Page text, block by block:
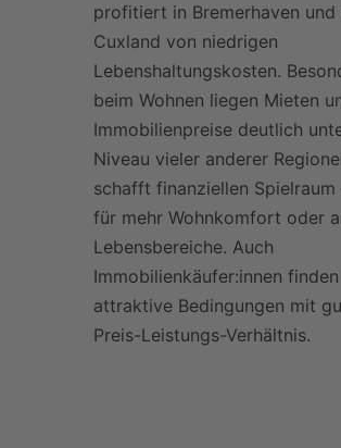
profitiert in Bremerhaven und
Cuxland von niedrigen
Lebenshaltungskosten.
beim Wohnen liegen Mieten
Immobilienpreise deutlich
Niveau vieler anderer
schafft finanziellen Spielraum
für mehr Wohnkomfort oder
Lebensbereiche. Auch
Immobilienkäufer:innen
attraktive Bedingungen mit
Preis-Leistungs-Verhältnis.